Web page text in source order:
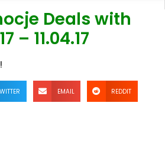
Deals with
– 11.04.17
EMAIL REDDIT